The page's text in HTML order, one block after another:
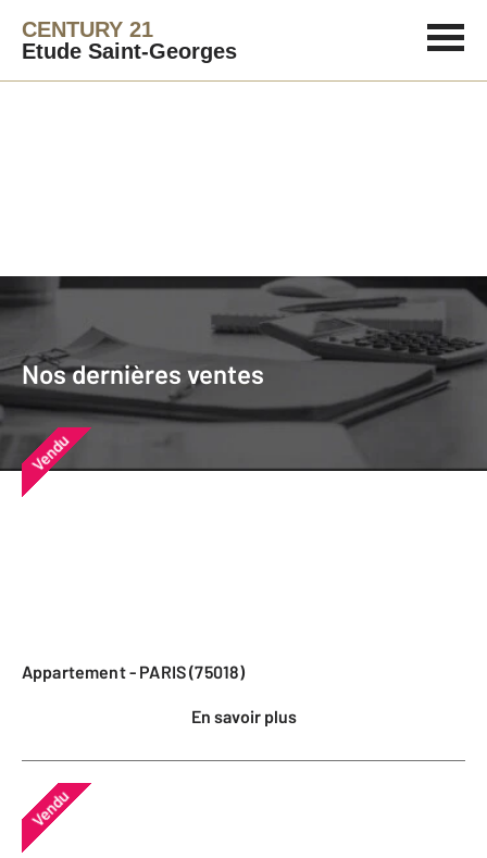
CENTURY 21
Etude Saint-Georges
Nos dernières ventes
Nos dernières ventes
Nos derniers biens vendus près de
chez vous
Vendu
Appartement - PARIS (75018)
En savoir plus
Vendu